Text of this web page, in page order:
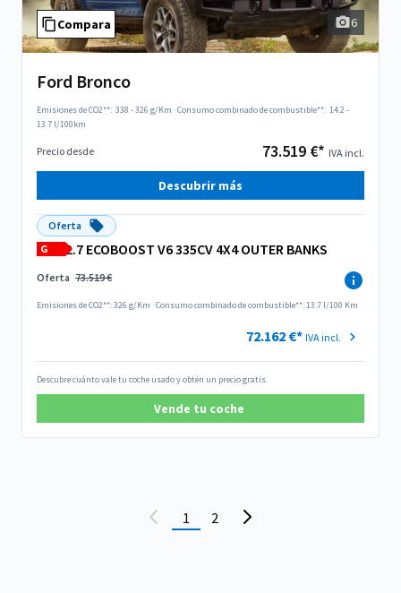
Compara 6
Ford Bronco
Emisiones de CO2**: 338 - 326 g/Km ·Consumo combinado de combustible**: 14.2 -
13.7 l/100km
Precio desde 73.519 €* IVA incl.
Descubrir más
Oferta
G
2.7 ECOBOOST V6 335CV 4X4 OUTER BANKS
Oferta 73.519 €
Emisiones de CO2**: 326 g/Km ·Consumo combinado de combustible**: 13.7 l/100 Km
72.162 €* IVA incl.
Descubre cuánto vale tu coche usado y obtén un precio gratis.
Vende tu coche
1 2